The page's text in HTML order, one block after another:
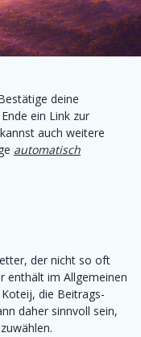
deine
ein Link zur
auch weitere
automatisch
der nicht so oft
enthält im Allgemeinen
die Beitrags-
daher sinnvoll sein,